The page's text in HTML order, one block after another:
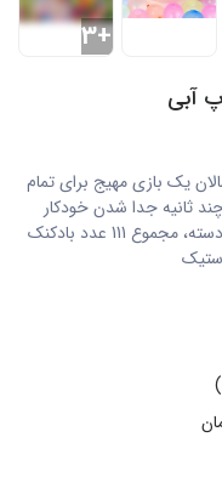
+3
یک بازی مهیج برای تمام
ثانیه جدا شدن خودکار
بادکنک‌ها با یک تکان ملایم هر بسته شامل 3 دسته، مجموع 111 عدد بادکنک